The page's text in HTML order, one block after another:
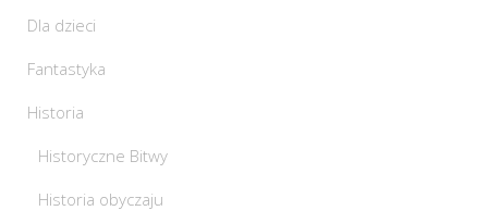
Dla dzieci
Fantastyka
Historia
Historyczne Bitwy
Historia obyczaju